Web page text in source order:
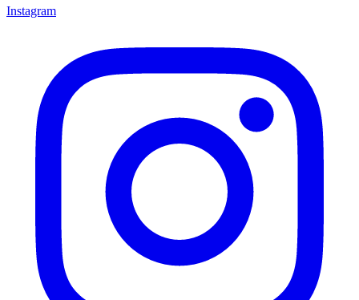
Instagram